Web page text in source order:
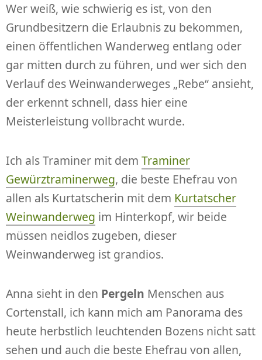
Wer weiß, wie schwierig es ist, von den
Grundbesitzern die Erlaubnis zu bekommen,
einen öffentlichen Wanderweg entlang oder
gar mitten durch zu führen, und wer sich den
Verlauf des Weinwanderweges „Rebe“ ansieht,
der erkennt schnell, dass hier eine
Meisterleistung vollbracht wurde.
Ich als Traminer mit dem Traminer
Gewürztraminerweg, die beste Ehefrau von
allen als Kurtatscherin mit dem Kurtatscher
Weinwanderweg im Hinterkopf, wir beide
müssen neidlos zugeben, dieser
Weinwanderweg ist grandios.
Anna sieht in den Pergeln Menschen aus
Cortenstall, ich kann mich am Panorama des
heute herbstlich leuchtenden Bozens nicht satt
sehen und auch die beste Ehefrau von allen,